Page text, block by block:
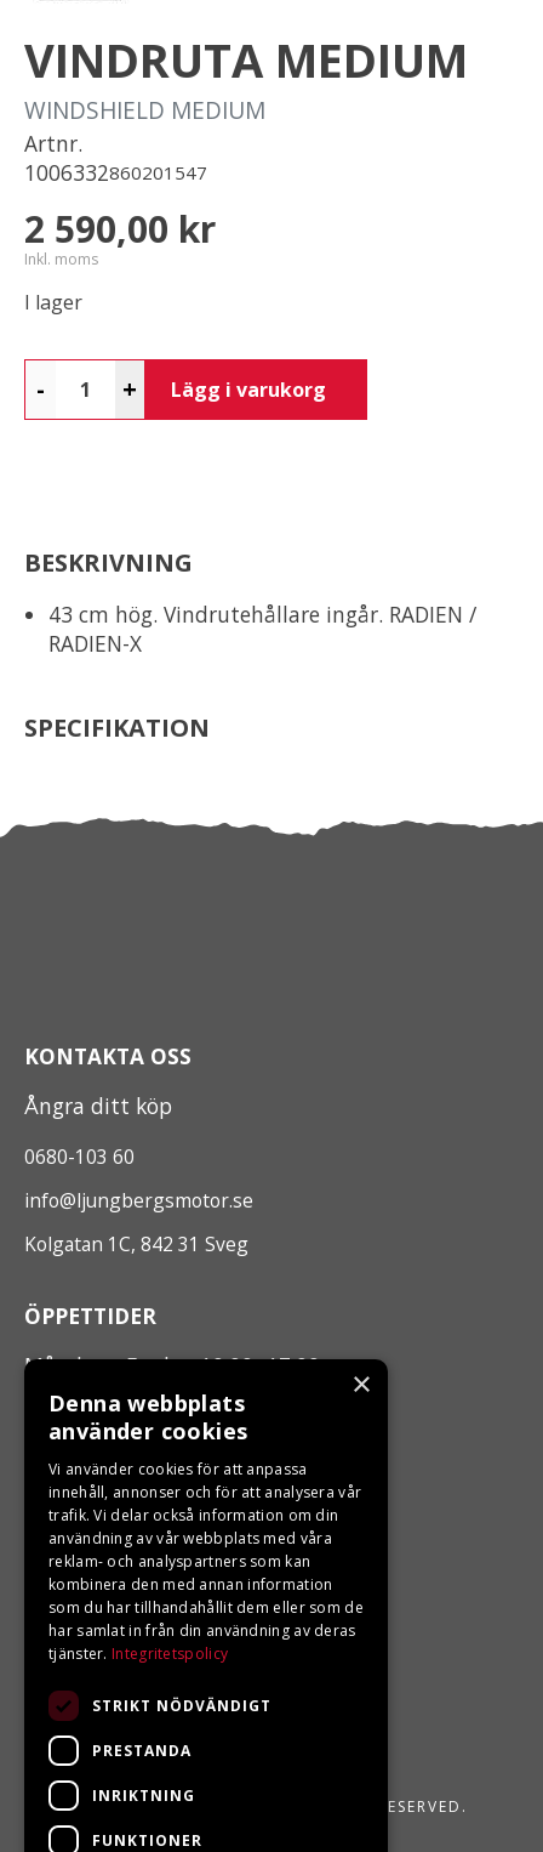
VINDRUTA MEDIUM
WINDSHIELD MEDIUM
Artnr.
1006332860201547
2 590,00 kr
Inkl. moms
I lager
- + Lägg i varukorg
BESKRIVNING
43 cm hög. Vindrutehållare ingår. RADIEN /
RADIEN-X
SPECIFIKATION
KONTAKTA OSS
Ångra ditt köp
0680-103 60
info@ljungbergsmotor.se
Kolgatan 1C, 842 31 Sveg
ÖPPETTIDER
Måndag - Fredag 10.00 -17.00
LJUNGBERGS MOTOR
Din BRP återförsäljare i Sveg!
LJUNGBERGS MOTOR 2026. ALL RIGHTS RESERVED.
×
Denna webbplats
använder cookies
Vi använder cookies för att anpassa
innehåll, annonser och för att analysera vår
trafik. Vi delar också information om din
användning av vår webbplats med våra
reklam- och analyspartners som kan
kombinera den med annan information
som du har tillhandahållit dem eller som de
har samlat in från din användning av deras
tjänster. Integritetspolicy
STRIKT NÖDVÄNDIGT
PRESTANDA
INRIKTNING
FUNKTIONER